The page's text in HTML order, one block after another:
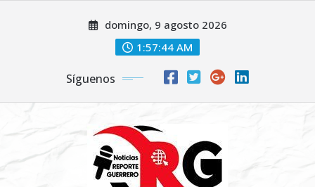
domingo, 9 agosto 2026
1:57:45 AM
Síguenos